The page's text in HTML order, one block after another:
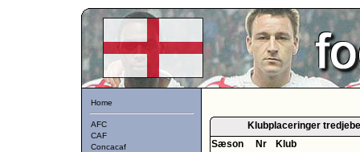
Home
AFC
CAF
Concacaf
Klubplaceringer
Sæson
Nr Klub